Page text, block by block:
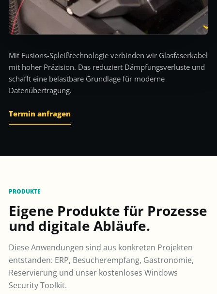
Mit Fusions-Spleißtechnologie verbinden wir Glasfaserkabel
mit hoher Präzision. Das reduziert Dämpfungsverluste und
schafft eine belastbare Grundlage für moderne
Datenübertragung.
Termin anfragen
PRODUKTE
Eigene Produkte für Prozesse
und digitale Abläufe.
Diese Anwendungen sind aus konkreten Projekten
entstanden: ERP, Besucherempfang, Gastronomie,
Reservierung und unser kostenloses Windows
Security Toolkit.